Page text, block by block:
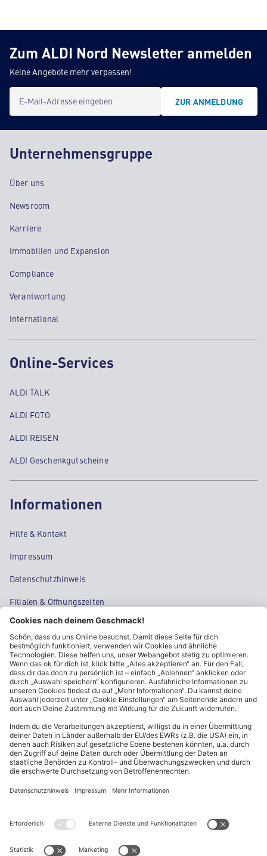
Zum ALDI Nord Newsletter anmelden
Keine Angebote mehr verpassen!
E-Mail-Adresse eingeben ZUR ANMELDUNG
Unternehmensgruppe
Über uns
Newsroom
Karriere
Immobilien und Expansion
Compliance
Verantwortung
International
Online-Services
ALDI TALK
ALDI FOTO
ALDI REISEN
ALDI Geschenkgutscheine
Informationen
Hilfe & Kontakt
Impressum
Datenschutzhinweis
Filialen & Öffnungszeiten
Kontakt
Cookie-Einstellungen
Kundeninformationen
ALDI Nord folgen
* Wir bitten um Beachtung, dass diese Aktionsartikel im
begrenzter Anzahl zur Verfügung stehen. Sie können daher schon